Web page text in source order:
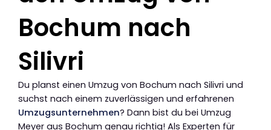
Bochum nach
Silivri
Du planst einen Umzug von Bochum nach Silivri und
suchst nach einem zuverlässigen und erfahrenen
Umzugsunternehmen? Dann bist du bei Umzug
Meyer aus Bochum genau richtig! Als Experten für